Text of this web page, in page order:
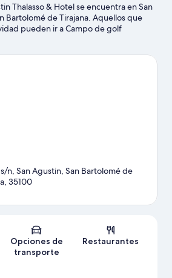
Thalasso & Hotel se encuentra en San
Bartolomé de Tirajana. Aquellos que
pueden ir a Campo de golf
de golf Salobre, mientras que quienes
puedes darte una vuelta por
n, San Agustin, San Bartolomé de
35100
Opciones de
transporte
Restaurantes